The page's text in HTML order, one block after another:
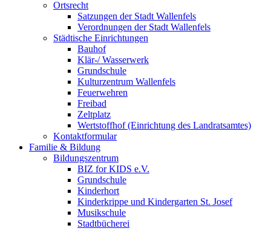
Ortsrecht
Satzungen der Stadt Wallenfels
Verordnungen der Stadt Wallenfels
Städtische Einrichtungen
Bauhof
Klär-/ Wasserwerk
Grundschule
Kulturzentrum Wallenfels
Feuerwehren
Freibad
Zeltplatz
Wertstoffhof (Einrichtung des Landratsamtes)
Kontaktformular
Familie & Bildung
Bildungszentrum
BIZ for KIDS e.V.
Grundschule
Kinderhort
Kinderkrippe und Kindergarten St. Josef
Musikschule
Stadtbücherei